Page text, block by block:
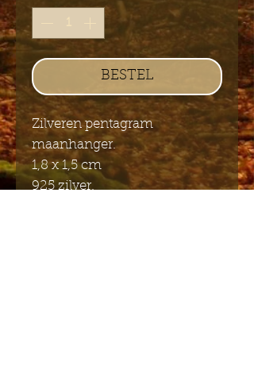
BESTEL
Zilveren pentagram
maanhanger.
1,8 x 1,5 cm
925 zilver.